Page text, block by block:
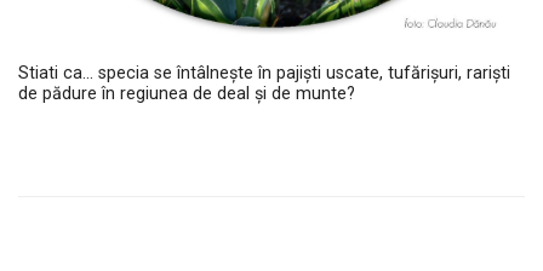
Stiati ca... specia se întâlnește în pajiști uscate, tufărișuri, rariști
de pădure în regiunea de deal și de munte?